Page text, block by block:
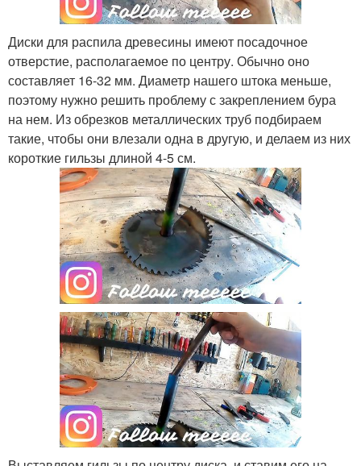
Диски для распила древесины имеют посадочное
отверстие, располагаемое по центру. Обычно оно
составляет 16-32 мм. Диаметр нашего штока меньше,
поэтому нужно решить проблему с закреплением бура
на нем. Из обрезков металлических труб подбираем
такие, чтобы они влезали одна в другую, и делаем из них
короткие гильзы длиной 4-5 см.